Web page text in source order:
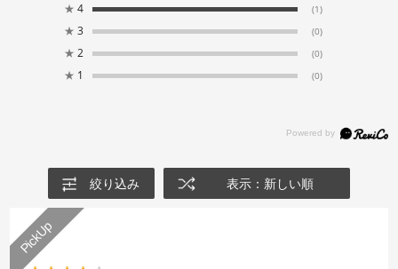
★ 4 (1)
★ 3 (0)
★ 2 (0)
★ 1 (0)
絞り込み 表示：新しい順